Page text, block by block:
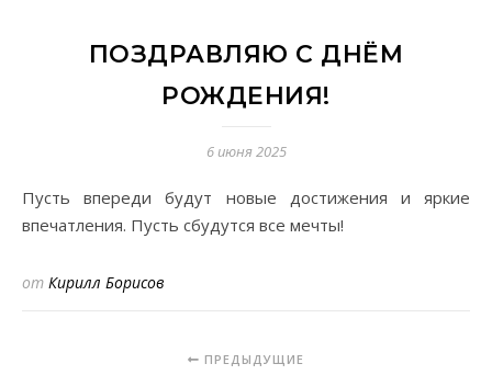
ПОЗДРАВЛЯЮ С ДНЁМ
РОЖДЕНИЯ!
6 июня 2025
Пусть впереди будут новые достижения и яркие
впечатления. Пусть сбудутся все мечты!
от Кирилл Борисов
ПРЕДЫДУЩИЕ